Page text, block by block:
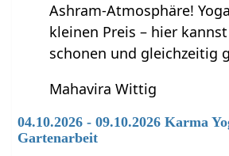
Ashram-Atmosphäre!
kleinen Preis – hier
schonen und gleichzeitig
Mahavira Wittig
04.10.2026 - 09.10.2026 Karma
Gartenarbeit